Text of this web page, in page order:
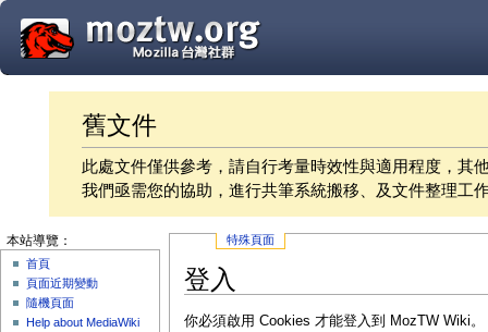
舊文件
此處文件僅供參考，請自行考量時效性與適用程度，其
我們亟需您的協助，進行共筆系統搬移、及文件整理工
特殊頁面
登入
你必須啟用 Cookies 才能登入到 MozTW Wiki。
本站導覽：
首頁
頁面近期變動
隨機頁面
Help about MediaWiki